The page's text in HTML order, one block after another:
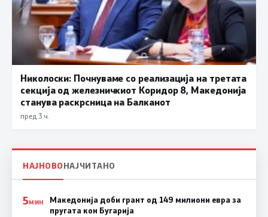
Николоски: Почнуваме со реализација на третата
секција од железничкиот Коридор 8, Македонија
станува раскрсница на Балканот
пред 3 ч.
НАЈНОВОНАЈЧИТАНО
5МИН
Македонија доби грант од 149 милиони евра за
пругата кон Бугарија